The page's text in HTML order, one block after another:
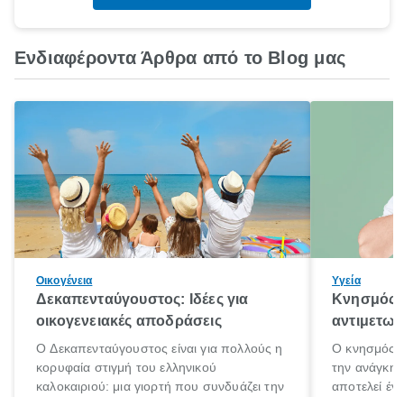
Ενδιαφέροντα Άρθρα από το Blog μας
Οικογένεια
Δεκαπενταύγουστος: Ιδέες για
οικογενειακές αποδράσεις
Ο Δεκαπενταύγουστος είναι για πολλούς η
κορυφαία στιγμή του ελληνικού
καλοκαιριού: μια γιορτή που συνδυάζει την
Υγεία
Κνησμός:
Ο κνησμός
την ανάγκη
αποτελεί